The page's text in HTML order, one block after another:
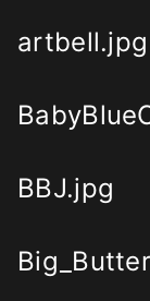
artbell.jpg
BBJ.jpg